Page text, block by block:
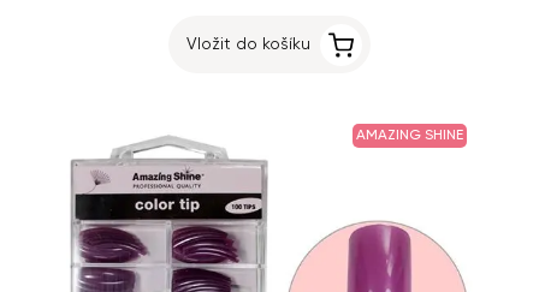
Vložit do košíku
AMAZING SHINE